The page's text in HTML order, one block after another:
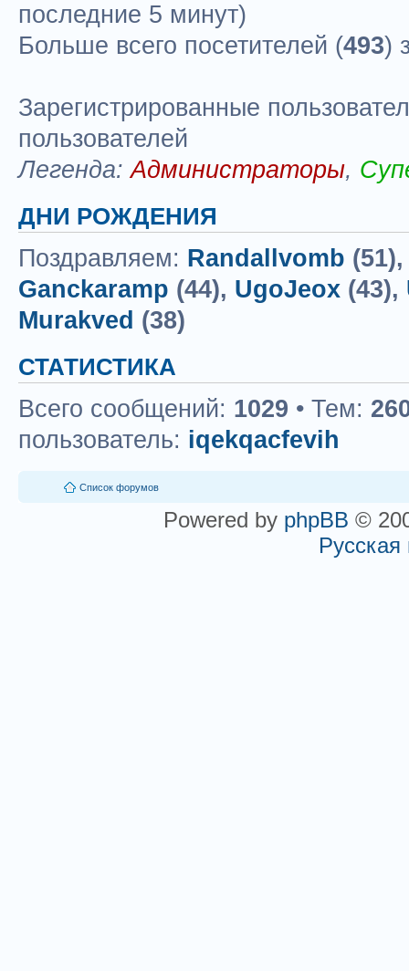
последние 5 минут)
Больше всего посетителей (493)
Зарегистрированные
пользователей
Легенда:Администраторы,
ДНИ РОЖДЕНИЯ
Поздравляем: Randallvomb
Ganckaramp (44), UgoJeox (43),
Murakved (38)
СТАТИСТИКА
Всего сообщений: 1029 • Тем:
пользователь: iqekqacfevih
Список форумов
Powered by phpBB ©